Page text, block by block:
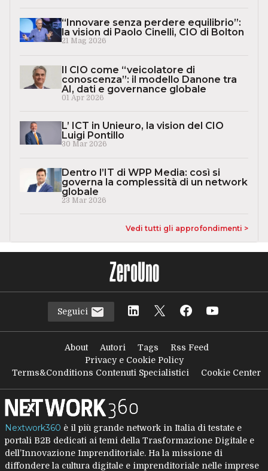
“Innovare senza perdere equilibrio”:
la vision di Paolo Cinelli, CIO di Bolton
21 Mag 2026
Il CIO come “veicolatore di
conoscenza”: il modello Danone tra
AI, dati e governance globale
01 Apr 2026
L’ ICT in Unieuro, la vision del CIO
Luigi Pontillo
30 Mar 2026
Dentro l’IT di WPP Media: così si
governa la complessità di un network
globale
23 Mar 2026
Vedi tutti gli approfondimenti >
Seguici
About Autori Tags
Rss Feed
Privacy e Cookie Policy
Terms&Conditions Contenuti Specialistici
Cookie Center
Nextwork360 è il più grande network in Italia di testate e
portali B2B dedicati ai temi della Trasformazione Digitale e
dell’Innovazione Imprenditoriale. Ha la missione di
diffondere la cultura digitale e imprenditoriale nelle imprese